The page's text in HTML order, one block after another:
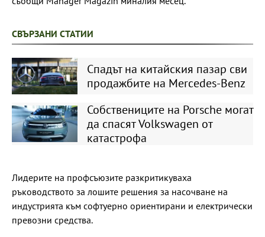
СВЪРЗАНИ СТАТИИ
Спадът на китайския пазар сви
продажбите на Mercedes-Benz
Собствениците на Porsche могат
да спасят Volkswagen от
катастрофа
Лидерите на профсъюзите разкритикуваха
ръководството за лошите решения за насочване на
индустрията към софтуерно ориентирани и електрически
превозни средства.